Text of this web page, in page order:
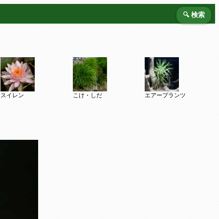
🔍 検索
スイレン こけ・しだ エアープランツ